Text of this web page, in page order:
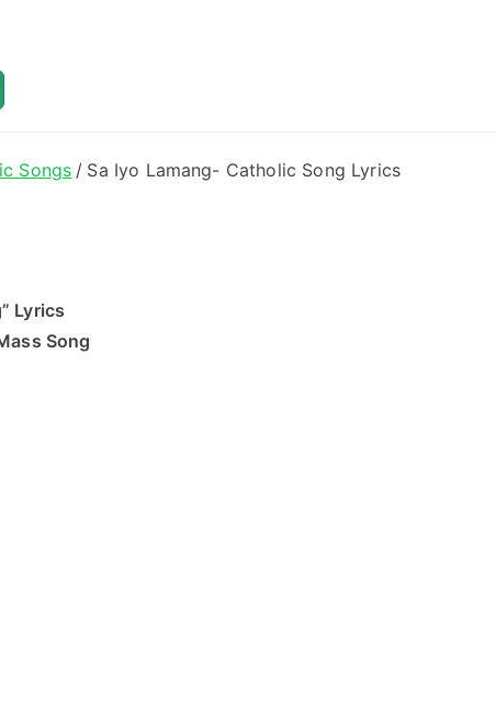
Lyrics
Songs Sa Iyo Lamang- Catholic Song Lyrics
Lyrics
Song